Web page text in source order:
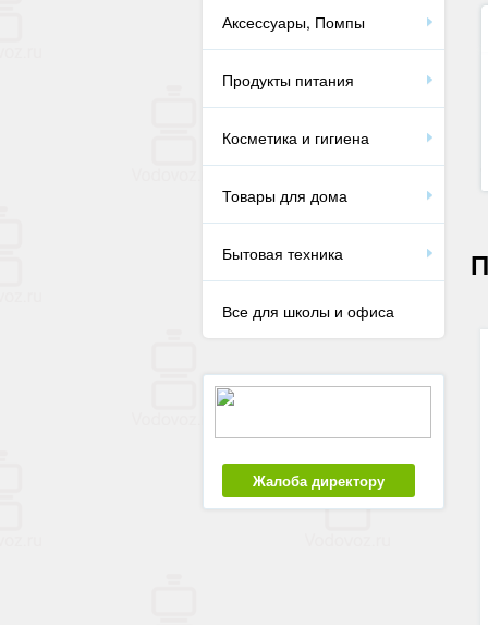
Аксессуары, Помпы
Продукты питания
Косметика и гигиена
Товары для дома
Бытовая техника
Все для школы и офиса
Жалоба директору